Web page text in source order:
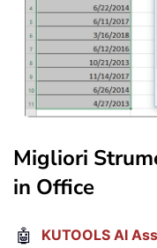
Migliori
in Office
🤖 KUTOOLS AI